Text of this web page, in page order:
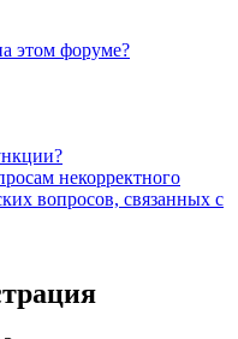
этом форуме?
некорректного
вопросов, связанных с